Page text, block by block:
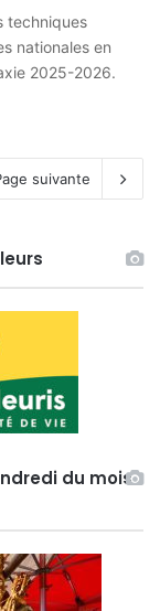
techniques
nationales en
2025-2026.
suivante
du mois